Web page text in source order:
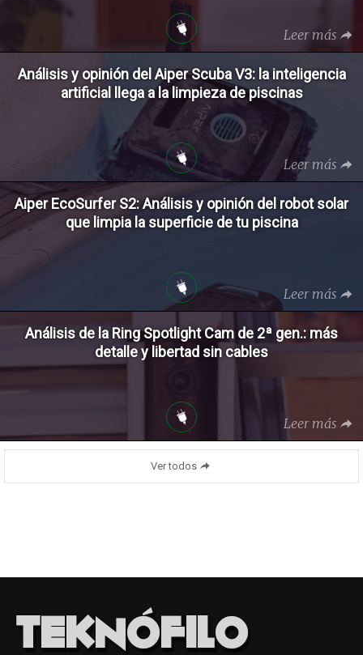
Leer más
Análisis y opinión del Aiper Scuba V3: la inteligencia
artificial llega a la limpieza de piscinas
Leer más
Aiper EcoSurfer S2: Análisis y opinión del robot solar
que limpia la superficie de tu piscina
Leer más
Análisis de la Ring Spotlight Cam de 2ª gen.: más
detalle y libertad sin cables
Leer más
Ver todos